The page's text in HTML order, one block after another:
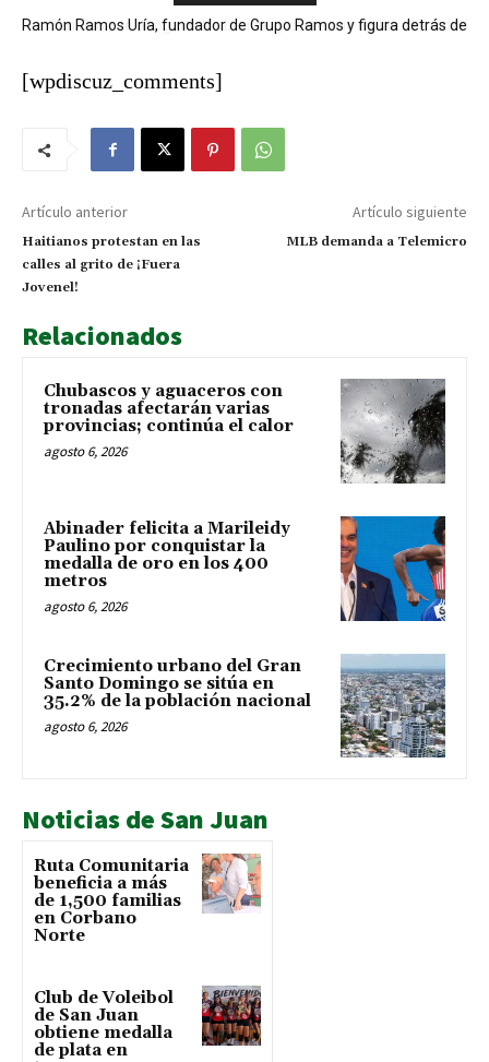
San Juan se ahoga entre bancas y el silencio de las autoridades
[wpdiscuz_comments]
Artículo anterior
Haitianos protestan en las
calles al grito de ¡Fuera
Jovenel!
Artículo siguiente
MLB demanda a Telemicro
Relacionados
Chubascos y aguaceros con
tronadas afectarán varias
provincias; continúa el calor
agosto 6, 2026
Abinader felicita a Marileidy
Paulino por conquistar la
medalla de oro en los 400
metros
agosto 6, 2026
Crecimiento urbano del Gran
Santo Domingo se sitúa en
35.2% de la población nacional
agosto 6, 2026
Noticias de San Juan
Ruta Comunitaria
beneficia a más
de 1,500 familias
en Corbano
Norte
Club de Voleibol
de San Juan
obtiene medalla
de plata en